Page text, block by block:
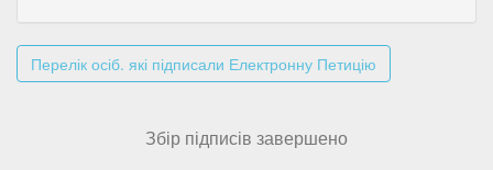
Перелік осіб. які підписали Електронну Петицію
Збір підписів завершено